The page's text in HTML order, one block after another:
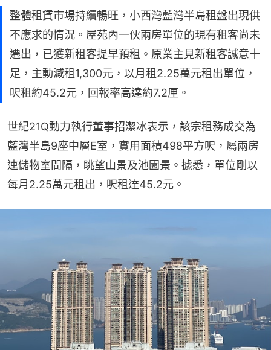
整體租賃市場持續暢旺，小西灣藍灣半島租盤出現供
不應求的情況。屋苑內一伙兩房單位的現有租客尚未
遷出，已獲新租客提早預租。原業主見新租客誠意十
足，主動減租1,300元，以月租2.25萬元租出單位，
呎租約45.2元，回報率高達約7.2厘。
世紀21Q動力執行董事招潔冰表示，該宗租務成交為
藍灣半島9座中層E室，實用面積498平方呎，屬兩房
連儲物室間隔，眺望山景及池園景。據悉，單位剛以
每月2.25萬元租出，呎租達45.2元。